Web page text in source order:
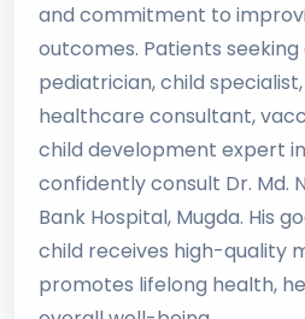
and commitment to
outcomes. Patients
pediatrician, child
healthcare consultant,
child development expert
confidently consult Dr. Md.
Bank Hospital, Mugda. His
child receives high-quality
promotes lifelong health,